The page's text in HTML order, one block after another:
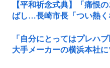
【平和祈念式典】「痛恨
ばし…長崎市長「つい熱
「自分にとってはプレハ
大手メーカーの横浜本社